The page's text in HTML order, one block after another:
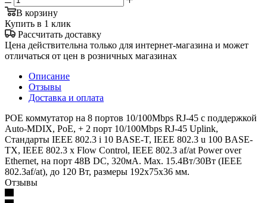
В корзину
Купить в 1 клик
Рассчитать доставку
Цена действительна только для интернет-магазина и может
отличаться от цен в розничных магазинах
Описание
Отзывы
Доставка и оплата
POE коммутатор на 8 портов 10/100Mbps RJ-45 с поддержкой
Auto-MDIX, PoE, + 2 порт 10/100Mbps RJ-45 Uplink,
Стандарты IEEE 802.3 i 10 BASE-T, IEEE 802.3 u 100 BASE-
TX, IEEE 802.3 x Flow Control, IEEE 802.3 af/at Power over
Ethernet, на порт 48В DC, 320мА. Max. 15.4Вт/30Вт (IEEE
802.3af/at), до 120 Вт, размеры 192x75x36 мм.
Отзывы